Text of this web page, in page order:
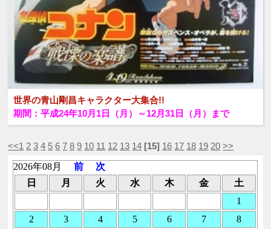
世界の青山剛昌キャラクター大集合!!
期間：平成24年10月1日（月）～12月31日（月）まで
<<1 2 3 4 5 6 7 8 9 10 11 12 13 14 [15] 16 17 18 19 20 >>